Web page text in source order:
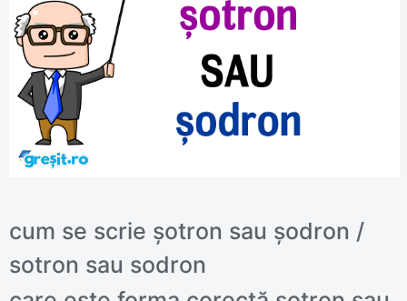
cum se scrie șotron sau șodron /
sotron sau sodron